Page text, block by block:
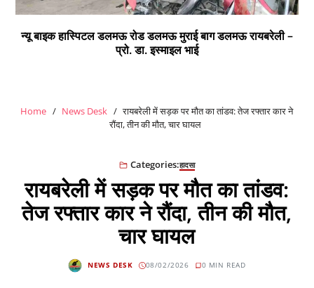
न्यू बाइक हास्पिटल डलमऊ रोड डलमऊ मुराई बाग डलमऊ रायबरेली –
प्रो. डा. इस्माइल भाई
Home News Desk
रायबरेली में सड़क पर मौत का तांडव: तेज रफ्तार कार ने
रौंदा, तीन की मौत, चार घायल
Categories:हादसा
रायबरेली में सड़क पर मौत का तांडव:
तेज रफ्तार कार ने रौंदा, तीन की मौत,
चार घायल
NEWS DESK 08/02/2026 0 MIN READ